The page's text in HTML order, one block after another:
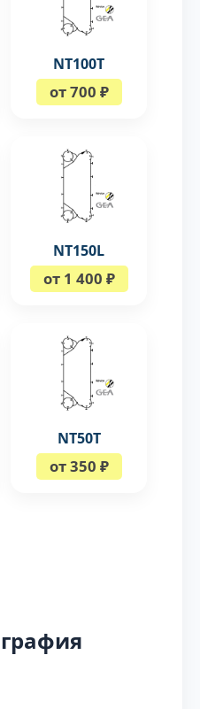
NT100T
от 700 ₽
NT150L
от 1 400 ₽
NT50T
от 350 ₽